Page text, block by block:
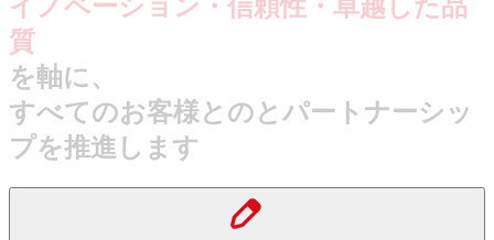
イノベーション・信頼性・卓越した品
質
を軸に、
すべてのお客様とのとパートナーシッ
プを推進します